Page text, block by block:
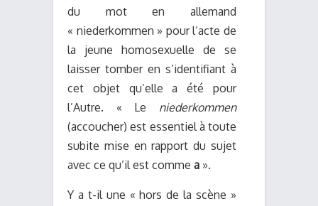
du mot en allemand
« niederkommen » pour l’acte de
la jeune homosexuelle de se
laisser tomber en s’identifiant à
cet objet qu’elle a été pour
l’Autre. « Le niederkommen
(accoucher) est essentiel à toute
subite mise en rapport du sujet
avec ce qu’il est comme a ».
Y a t-il une « hors de la scène »